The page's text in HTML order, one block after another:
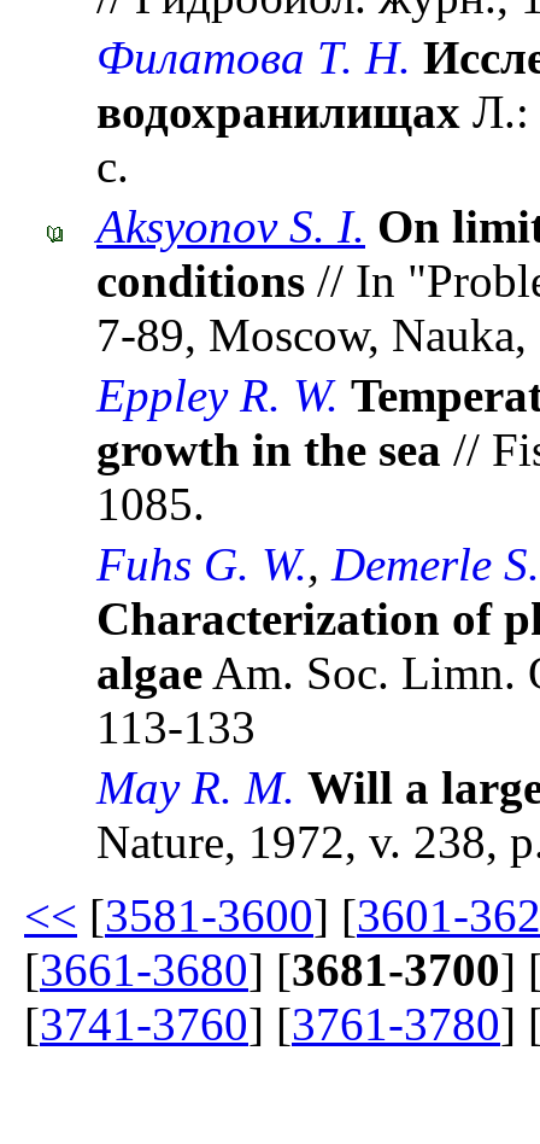
Филатова Т. Н.
водохранилищах Л.:
с.
Aksyonov S. I. On
conditions // In
7-89, Moscow,
Eppley R. W.
growth in the sea //
1085.
Fuhs G. W., Demerle
Characterization of
algae Am. Soc. Limn.
113-133
May R. M. Will a
Nature, 1972, v. 238,
<< [3581-3600] [3601-
[3661-3680] [3681-3700]
[3741-3760] [3761-3780]